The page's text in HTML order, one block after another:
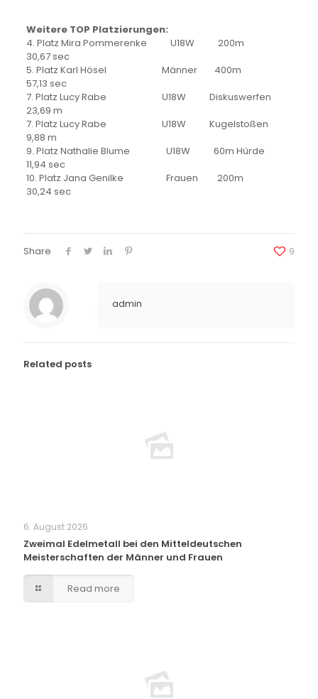
Weitere TOP Platzierungen:
4. Platz Mira Pommerenke U18W 200m
30,67 sec
5. Platz Karl Hösel Männer 400m
57,13 sec
7. Platz Lucy Rabe U18W Diskuswerfen
23,69 m
7. Platz Lucy Rabe U18W Kugelstoßen
9,88 m
9. Platz Nathalie Blume U18W 60m Hürde
11,94 sec
10. Platz Jana Genilke Frauen 200m
30,24 sec
Share 9
admin
Related posts
6. August 2026
Zweimal Edelmetall bei den Mitteldeutschen
Meisterschaften der Männer und Frauen
Read more